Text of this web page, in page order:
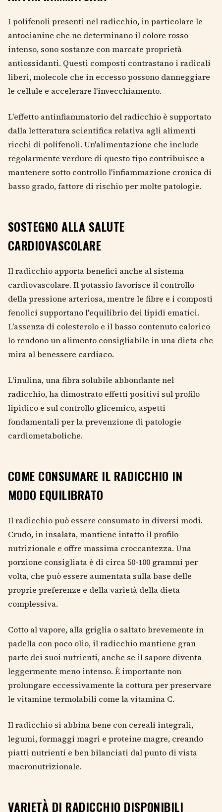
I polifenoli presenti nel radicchio, in particolare le
antocianine che ne determinano il colore rosso
intenso, sono sostanze con marcate proprietà
antiossidanti. Questi composti contrastano i radicali
liberi, molecole che in eccesso possono danneggiare
le cellule e accelerare l'invecchiamento.
L'effetto antinfiammatorio del radicchio è supportato
dalla letteratura scientifica relativa agli alimenti
ricchi di polifenoli. Un'alimentazione che include
regolarmente verdure di questo tipo contribuisce a
mantenere sotto controllo l'infiammazione cronica di
basso grado, fattore di rischio per molte patologie.
SOSTEGNO ALLA SALUTE
CARDIOVASCOLARE
Il radicchio apporta benefici anche al sistema
cardiovascolare. Il potassio favorisce il controllo
della pressione arteriosa, mentre le fibre e i composti
fenolici supportano l'equilibrio dei lipidi ematici.
L'assenza di colesterolo e il basso contenuto calorico
lo rendono un alimento consigliabile in una dieta che
mira al benessere cardiaco.
L'inulina, una fibra solubile abbondante nel
radicchio, ha dimostrato effetti positivi sul profilo
lipidico e sul controllo glicemico, aspetti
fondamentali per la prevenzione di patologie
cardiometaboliche.
COME CONSUMARE IL RADICCHIO IN
MODO EQUILIBRATO
Il radicchio può essere consumato in diversi modi.
Crudo, in insalata, mantiene intatto il profilo
nutrizionale e offre massima croccantezza. Una
porzione consigliata è di circa 50-100 grammi per
volta, che può essere aumentata sulla base delle
proprie preferenze e della varietà della dieta
complessiva.
Cotto al vapore, alla griglia o saltato brevemente in
padella con poco olio, il radicchio mantiene gran
parte dei suoi nutrienti, anche se il sapore diventa
leggermente meno intenso. È importante non
prolungare eccessivamente la cottura per preservare
le vitamine termolabili come la vitamina C.
Il radicchio si abbina bene con cereali integrali,
legumi, formaggi magri e proteine magre, creando
piatti nutrienti e ben bilanciati dal punto di vista
macronutrizionale.
VARIETÀ DI RADICCHIO DISPONIBILI